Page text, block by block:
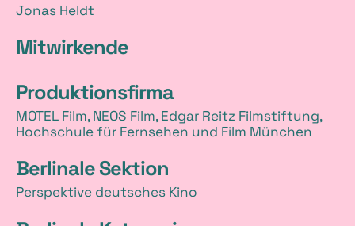
Jonas Heldt
Mitwirkende
Produktionsfirma
MOTEL Film, NEOS Film, Edgar Reitz Filmstiftung,
Hochschule für Fernsehen und Film München
Berlinale Sektion
Perspektive deutsches Kino